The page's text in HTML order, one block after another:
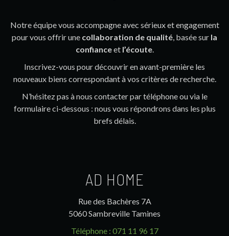
Notre équipe vous accompagne avec sérieux et engagement
pour vous offrir une collaboration de qualité, basée sur la
confianceet l’écoute.
Inscrivez-vous pour découvrir en avant-première les
nouveaux biens correspondant à vos critères de recherche.
N’hésitez pas à nous contacter par téléphone ou via le
formulaire ci-dessous : nous vous répondrons dans les plus
brefs délais.
AD HOME
Rue des Bachères 7A
5060 Sambreville Tamines
Téléphone : 071 11 96 17